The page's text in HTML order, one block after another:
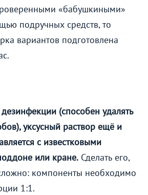
«бабушкиными»
подручных средств, то
вариантов подготовлена
(способен удалять
уксусный раствор ещё и
с известковыми
или кране. Сделать его,
компоненты необходимо
1:1.